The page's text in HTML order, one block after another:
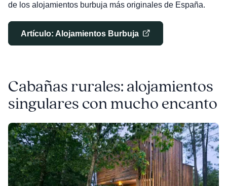
de los alojamientos burbuja más originales de España.
Artículo: Alojamientos Burbuja
Cabañas rurales: alojamientos
singulares con mucho encanto